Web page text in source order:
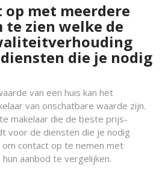
op met meerdere
te zien welke de
die je nodig
van een huis kan het
van onschatbare waarde zijn.
makelaar die de beste prijs-
voor de diensten die je nodig
om contact op te nemen met
aanbod te vergelijken.